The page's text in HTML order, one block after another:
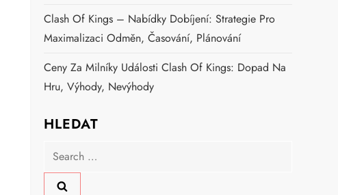
Clash Of Kings – Nabídky Dobíjení: Strategie Pro
Maximalizaci Odměn, Časování, Plánování
Ceny Za Milníky Události Clash Of Kings: Dopad Na
Hru, Výhody, Nevýhody
HLEDAT
Search
for: